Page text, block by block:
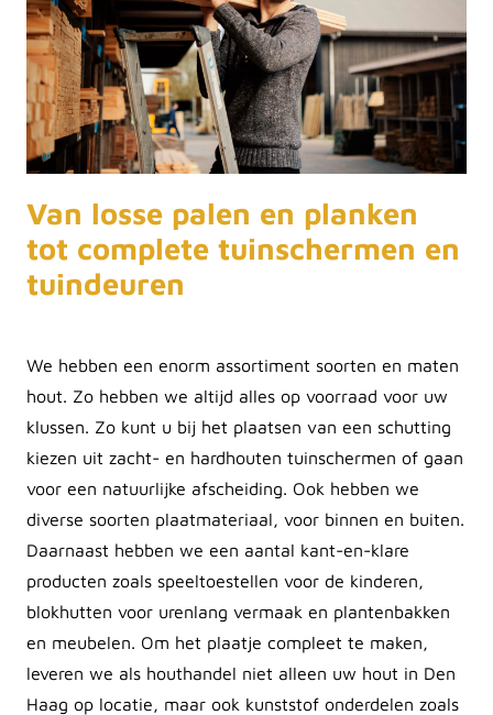
Van losse palen en planken
tot complete tuinschermen en
tuindeuren
We hebben een enorm assortiment soorten en maten
hout. Zo hebben we altijd alles op voorraad voor uw
klussen. Zo kunt u bij het plaatsen van een schutting
kiezen uit zacht- en hardhouten tuinschermen of gaan
voor een natuurlijke afscheiding. Ook hebben we
diverse soorten plaatmateriaal, voor binnen en buiten.
Daarnaast hebben we een aantal kant-en-klare
producten zoals speeltoestellen voor de kinderen,
blokhutten voor urenlang vermaak en plantenbakken
en meubelen. Om het plaatje compleet te maken,
leveren we als houthandel niet alleen uw hout in Den
Haag op locatie, maar ook kunststof onderdelen zoals